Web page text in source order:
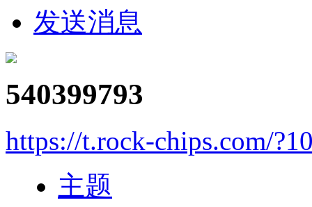
发送消息
540399793
https://t.rock-chips.com/
主题